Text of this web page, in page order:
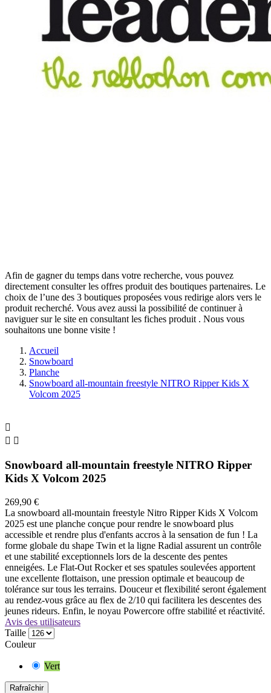
Afin de gagner du temps dans votre recherche, vous pouvez
directement consulter les offres produit des boutiques partenaires. Le
choix de l’une des 3 boutiques proposées vous redirige alors vers le
produit recherché. Vous avez aussi la possibilité de continuer à
naviguer sur le site en consultant les fiches produit . Nous vous
souhaitons une bonne visite !
Accueil
Snowboard
Planche
Snowboard all-mountain freestyle NITRO Ripper Kids X
Volcom 2025

 
Snowboard all-mountain freestyle NITRO Ripper
Kids X Volcom 2025
269,90 €
La snowboard all-mountain freestyle Nitro Ripper Kids X Volcom
2025 est une planche conçue pour rendre le snowboard plus
accessible et rendre plus d'enfants accros à la sensation de fun ! La
forme globale du shape Twin et la ligne Radial assurent un contrôle
et une stabilité exceptionnels lors de la descente des pentes
enneigées. Le Flat-Out Rocker et ses spatules soulevées apportent
une excellente flottaison, une pression optimale et beaucoup de
tolérance sur tous les terrains. Douceur et flexibilité seront également
au rendez-vous grâce au flex de 2/10 qui facilitera les descentes des
jeunes rideurs. Enfin, le noyau Powercore offre stabilité et réactivité.
Avis des utilisateurs
Taille
Couleur
Vert